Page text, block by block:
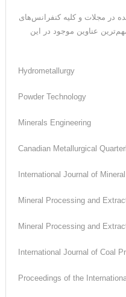
در مجلات و کلیه کنفرانس‌های
عناوین موجود در این
Hydrometallurgy
Powder Technology
Minerals Engineering
Canadian Metallurgical
International Journal of
Mineral Processing and
Mineral Processing and
International Journal of Coal
Proceedings of the